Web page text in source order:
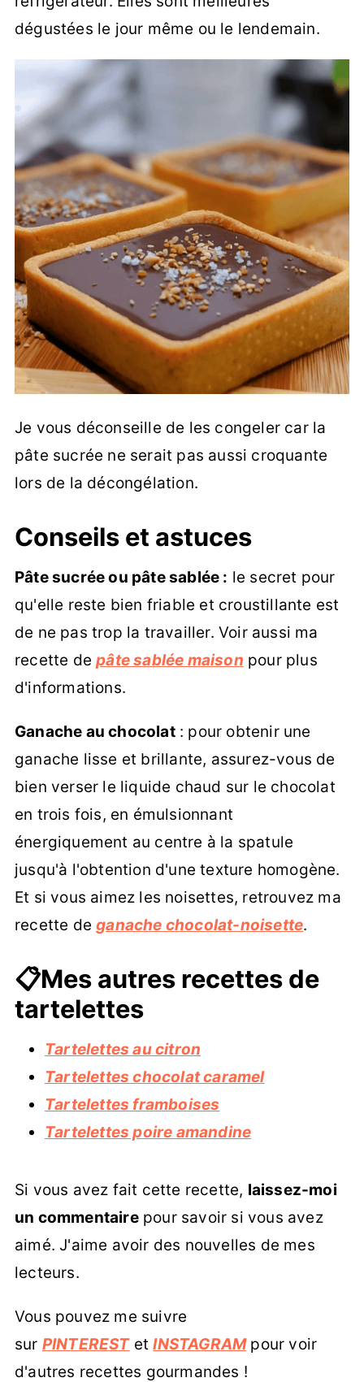
dégustées le jour même ou le lendemain.
Je vous déconseille de les congeler car la
pâte sucrée ne serait pas aussi croquante
lors de la décongélation.
Conseils et astuces
Pâte sucrée ou pâte sablée : le secret pour
qu'elle reste bien friable et croustillante est
de ne pas trop la travailler. Voir aussi ma
recette depâte sablée maison pour plus
d'informations.
Ganache au chocolat: pour obtenir une
ganache lisse et brillante, assurez-vous de
bien verser le liquide chaud sur le chocolat
en trois fois, en émulsionnant
énergiquement au centre à la spatule
jusqu'à l'obtention d'une texture homogène.
Et si vous aimez les noisettes, retrouvez ma
recette deganache chocolat-noisette.
📋Mes autres recettes de
tartelettes
Tartelettes au citron
Tartelettes chocolat caramel
Tartelettes framboises
Tartelettes poire amandine
Si vous avez fait cette recette, laissez-moi
un commentairepour savoir si vous avez
aimé. J'aime avoir des nouvelles de mes
lecteurs.
Vous pouvez me suivre
sur PINTERESTetINSTAGRAMpour voir
d'autres recettes gourmandes !